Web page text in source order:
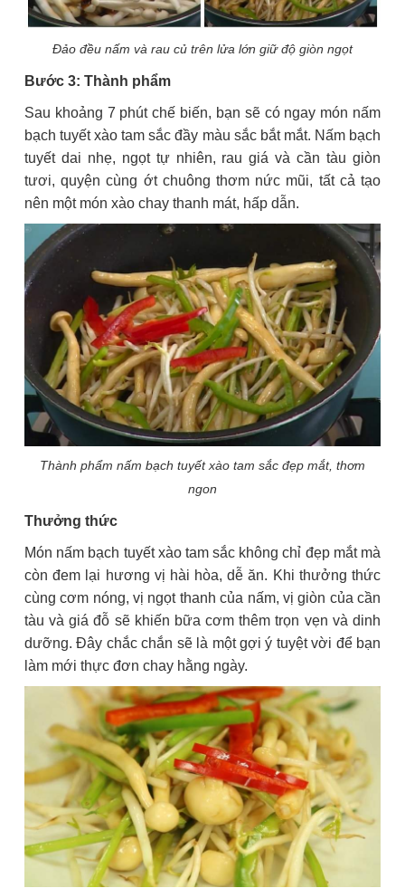
Đảo đều nấm và rau củ trên lửa lớn giữ độ giòn ngọt
Bước 3: Thành phẩm
Sau khoảng 7 phút chế biến, bạn sẽ có ngay món nấm
bạch tuyết xào tam sắc đầy màu sắc bắt mắt. Nấm bạch
tuyết dai nhẹ, ngọt tự nhiên, rau giá và cần tàu giòn
tươi, quyện cùng ớt chuông thơm nức mũi, tất cả tạo
nên một món xào chay thanh mát, hấp dẫn.
Thành phẩm nấm bạch tuyết xào tam sắc đẹp mắt, thơm
ngon
Thưởng thức
Món nấm bạch tuyết xào tam sắc không chỉ đẹp mắt mà
còn đem lại hương vị hài hòa, dễ ăn. Khi thưởng thức
cùng cơm nóng, vị ngọt thanh của nấm, vị giòn của cần
tàu và giá đỗ sẽ khiến bữa cơm thêm trọn vẹn và dinh
dưỡng. Đây chắc chắn sẽ là một gợi ý tuyệt vời để bạn
làm mới thực đơn chay hằng ngày.